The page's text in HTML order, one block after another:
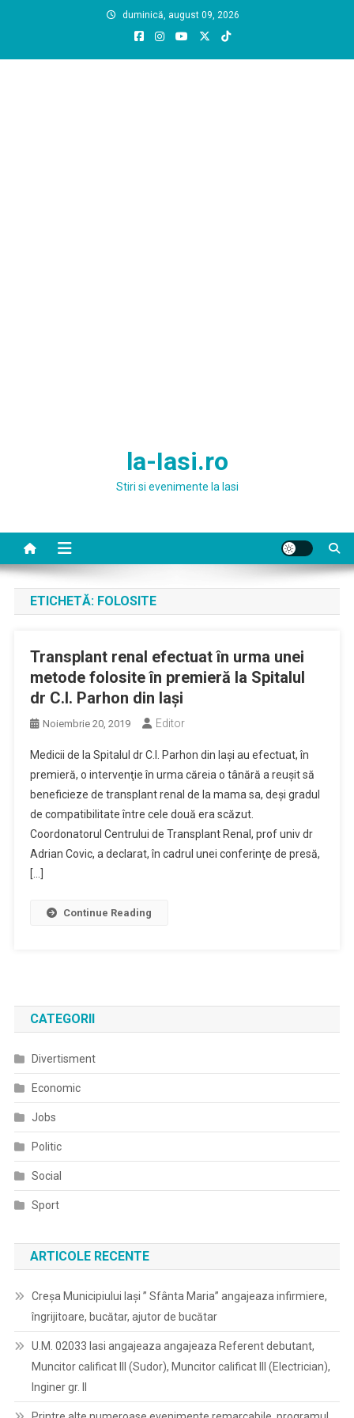
duminică, august 09, 2026
la-Iasi.ro
Stiri si evenimente la Iasi
ETICHETĂ: FOLOSITE
Transplant renal efectuat în urma unei
metode folosite în premieră la Spitalul
dr C.I. Parhon din Iaşi
Noiembrie 20, 2019 Editor
Medicii de la Spitalul dr C.I. Parhon din Iaşi au efectuat, în
premieră, o intervenţie în urma căreia o tânără a reuşit să
beneficieze de transplant renal de la mama sa, deşi gradul
de compatibilitate între cele două era scăzut.
Coordonatorul Centrului de Transplant Renal, prof univ dr
Adrian Covic, a declarat, în cadrul unei conferinţe de presă,
[…]
Continue Reading
CATEGORII
Divertisment
Economic
Jobs
Politic
Social
Sport
ARTICOLE RECENTE
Creșa Municipiului Iași ” Sfânta Maria” angajeaza infirmiere,
îngrijitoare, bucătar, ajutor de bucătar
U.M. 02033 Iasi angajeaza angajeaza Referent debutant,
Muncitor calificat III (Sudor), Muncitor calificat III (Electrician),
Inginer gr. II